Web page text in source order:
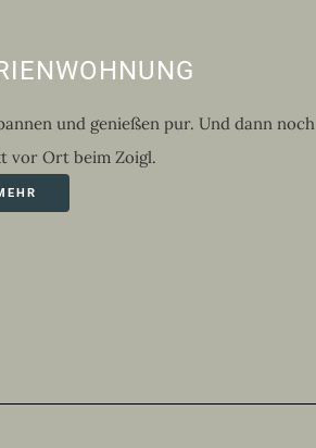
und genießen pur. Und dann noch
vor Ort beim Zoigl.